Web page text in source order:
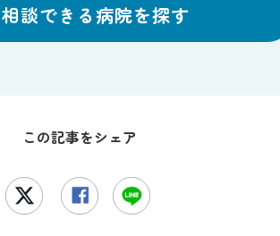
相談できる病院を探す
この記事をシェア